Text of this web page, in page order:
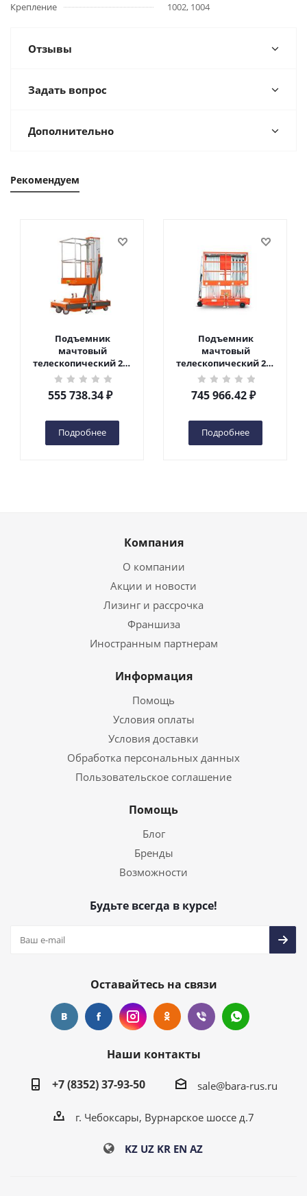
Крепление
1002, 1004
Отзывы
Задать вопрос
Дополнительно
Рекомендуем
Подъемник
мачтовый
телескопический 200
кг 6 м TOR GTWY6-200S
DC 2-мачтовый
(автономный) (G) в
555 738.34₽
Подробнее
Подъемник
мачтовый
телескопический 200
кг 10 м TOR GTWY10-
200S DC 2-мачтовый
(автономный) (N) в
745 966.42₽
Подробнее
Компания
О компании
Акции и новости
Лизинг и рассрочка
Франшиза
Иностранным партнерам
Информация
Помощь
Условия оплаты
Условия доставки
Обработка персональных данных
Пользовательское соглашение
Помощь
Блог
Бренды
Возможности
Будьте всегда в курсе!
Оставайтесь на связи
Наши контакты
+7 (8352) 37-93-50
sale@bara-rus.ru
г. Чебоксары, Вурнарское шоссе д.7
KZ UZ KR EN AZ